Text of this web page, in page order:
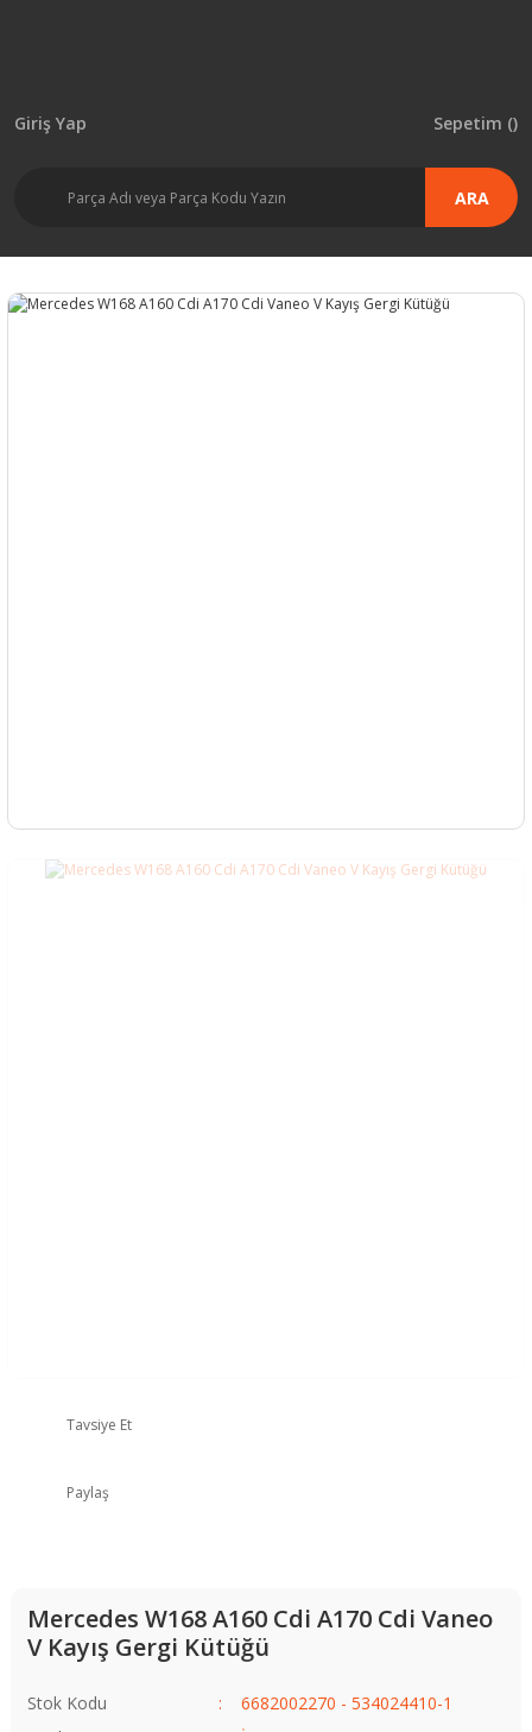
ARA
Giriş Yap Sepetim ()
Tavsiye Et
Paylaş
Mercedes W168 A160 Cdi A170 Cdi Vaneo
V Kayış Gergi Kütüğü
Stok Kodu
6682002270 - 534024410-1